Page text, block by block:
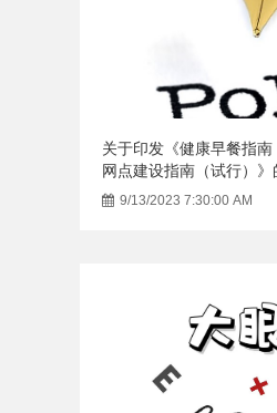
关于印发《健康早餐指
网点建设指南（试行）》
9/13/2023 7:30:00 AM